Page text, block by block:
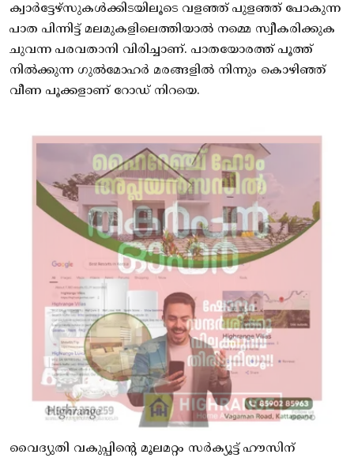
ക്വാർട്ടേഴ്സുകൾക്കിടയിലൂടെ വളഞ്ഞ് പുളഞ്ഞ് പോകുന്ന
പാത പിന്നിട്ട് മലമുകളിലെത്തിയാൽ നമ്മെ സ്വീകരിക്കുക
ചുവന്ന പരവതാനി വിരിച്ചാണ്. പാതയോരത്ത് പൂത്ത്
നിൽക്കുന്ന ഗുൽമോഹർ മരങ്ങളിൽ നിന്നും കൊഴിഞ്ഞ്
വീണ പൂക്കളാണ് റോഡ് നിറയെ.
വൈദ്യുതി വകുപ്പിൻ്റെ മൂലമറ്റം സർക്യൂട്ട് ഹൗസിന്